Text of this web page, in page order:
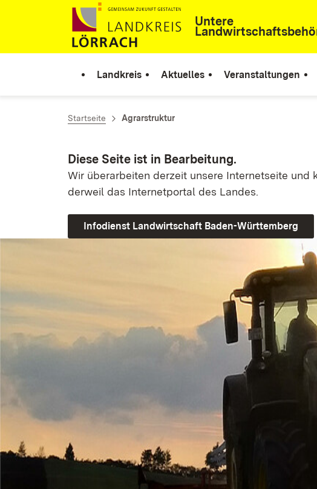
Zum Inhalt springen Untere
Landkreis Aktuelles Veranstaltungen
Startseite Agrarstruktur
Diese Seite ist in Bearbeitung.
Wir überarbeiten derzeit unsere Internetseite
derweil das Internetportal des Landes.
Infodienst Landwirtschaft Baden-Württemberg